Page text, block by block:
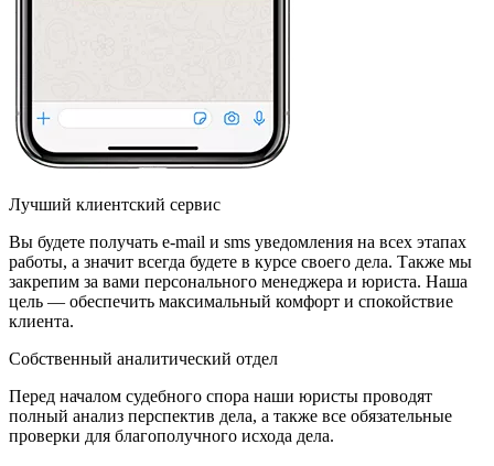
Лучший клиентский сервис
Вы будете получать e-mail и sms уведомления на всех этапах
работы, а значит всегда будете в курсе своего дела. Также мы
закрепим за вами персонального менеджера и юриста. Наша
цель — обеспечить максимальный комфорт и спокойствие
клиента.
Собственный аналитический отдел
Перед началом судебного спора наши юристы проводят
полный анализ перспектив дела, а также все обязательные
проверки для благополучного исхода дела.